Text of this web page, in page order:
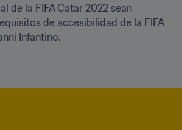
de la FIFA Catar 2022 sean
de accesibilidad de la FIFA
Infantino.